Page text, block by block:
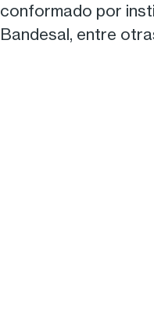
conformado por
Bandesal, entre